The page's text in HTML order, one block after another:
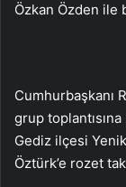
Özkan Özden ile
Cumhurbaşkanı
grup toplantısına
Gediz ilçesi
Öztürk’e rozet